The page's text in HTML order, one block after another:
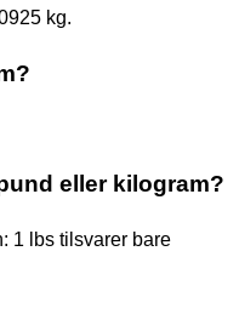
kg.
eller kilogram?
1 lbs tilsvarer bare